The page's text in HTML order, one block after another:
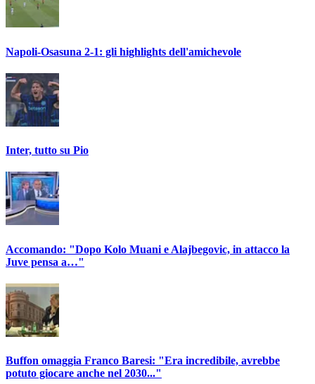
Napoli-Osasuna 2-1: gli highlights dell'amichevole
Inter, tutto su Pio
Accomando: "Dopo Kolo Muani e Alajbegovic, in attacco la
Juve pensa a…"
Buffon omaggia Franco Baresi: "Era incredibile, avrebbe
potuto giocare anche nel 2030..."